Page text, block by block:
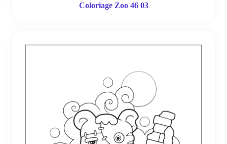
Coloriage Zoo 46 03